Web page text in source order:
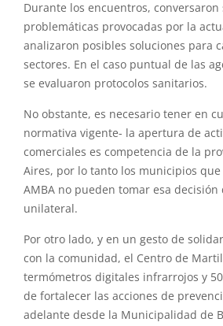
Durante los encuentros,
problemáticas provocadas por la
analizaron posibles soluciones para
sectores. En el caso puntual de las
se evaluaron protocolos sanitarios.
No obstante, es necesario tener en
normativa vigente- la apertura de
comerciales es competencia de la
Aires, por lo tanto los municipios
AMBA no pueden tomar esa decisión
unilateral.
Por otro lado, y en un gesto de
con la comunidad, el Centro de
termómetros digitales infrarrojos y
de fortalecer las acciones de
adelante desde la Municipalidad de